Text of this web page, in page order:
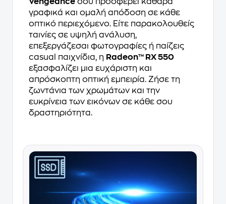
γραφικά και ομαλή απόδοση σε κάθε
οπτικό περιεχόμενο. Είτε παρακολουθείς
ταινίες σε υψηλή ανάλυση,
επεξεργάζεσαι φωτογραφίες ή παίζεις
casual παιχνίδια, η Radeon™ RX 550
εξασφαλίζει μια ευχάριστη και
απρόσκοπτη οπτική εμπειρία. Ζήσε τη
ζωντάνια των χρωμάτων και την
ευκρίνεια των εικόνων σε κάθε σου
δραστηριότητα.